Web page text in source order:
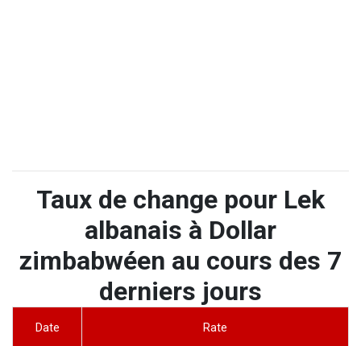
Taux de change pour Lek
albanais à Dollar
zimbabwéen au cours des 7
derniers jours
Date Rate